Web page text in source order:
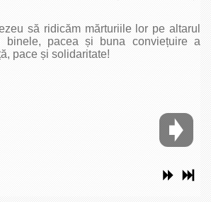
să ridicăm mărturiile lor pe altarul
binele, pacea și buna conviețuire a
pace și solidaritate!